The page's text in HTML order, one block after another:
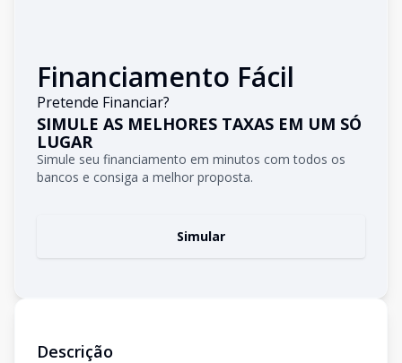
Financiamento Fácil
Pretende Financiar?
SIMULE AS MELHORES TAXAS EM UM SÓ
LUGAR
Simule seu financiamento em minutos com todos os
bancos e consiga a melhor proposta.
Simular
Descrição